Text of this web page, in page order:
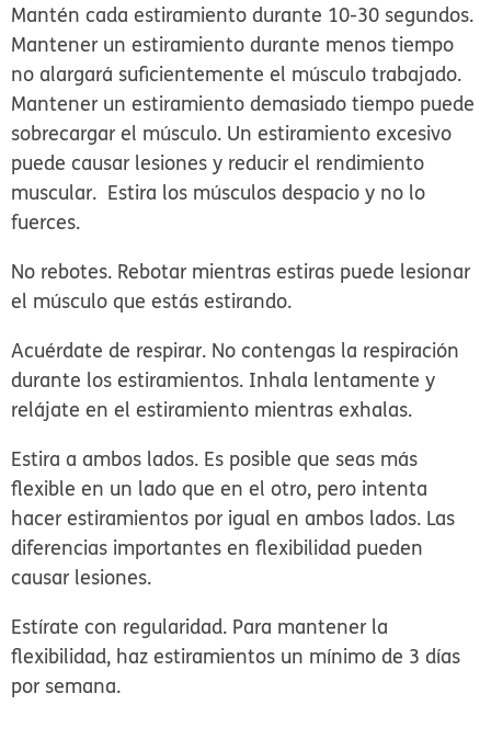
Mantén cada estiramiento durante 10-30 segundos.
Mantener un estiramiento durante menos tiempo
no alargará suficientemente el músculo trabajado.
Mantener un estiramiento demasiado tiempo puede
sobrecargar el músculo. Un estiramiento excesivo
puede causar lesiones y reducir el rendimiento
muscular. Estira los músculos despacio y no lo
fuerces.
No rebotes. Rebotar mientras estiras puede lesionar
el músculo que estás estirando.
Acuérdate de respirar. No contengas la respiración
durante los estiramientos. Inhala lentamente y
relájate en el estiramiento mientras exhalas.
Estira a ambos lados. Es posible que seas más
flexible en un lado que en el otro, pero intenta
hacer estiramientos por igual en ambos lados. Las
diferencias importantes en flexibilidad pueden
causar lesiones.
Estírate con regularidad. Para mantener la
flexibilidad, haz estiramientos un mínimo de 3 días
por semana.